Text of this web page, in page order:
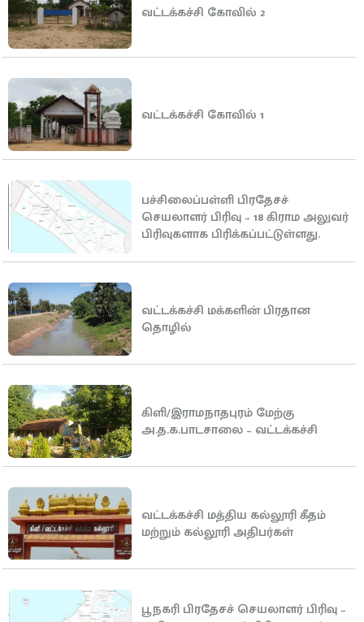
வட்டக்கச்சி கோவில் 2
வட்டக்கச்சி கோவில் 1
பச்சிலைப்பள்ளி பிரதேசச்
செயலாளர் பிரிவு – 18 கிராம அலுவர்
பிரிவுகளாக பிரிக்கப்பட்டுள்ளது.
வட்டக்கச்சி மக்களின் பிரதான
தொழில்
கிளி/இராமநாதபுரம் மேற்கு
அ.த.க.பாடசாலை – வட்டக்கச்சி
வட்டக்கச்சி மத்திய கல்லூரி கீதம்
மற்றும் கல்லூரி அதிபர்கள்
பூநகரி பிரதேசச் செயலாளர் பிரிவு –